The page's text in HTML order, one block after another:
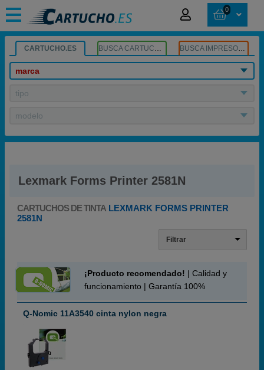
0
CARTUCHO.ES BUSCA CARTUCHOS BUSCA IMPRESORA
marca
tipo
modelo
Lexmark Forms Printer 2581N
CARTUCHOS DE TINTA LEXMARK FORMS PRINTER
2581N
Filtrar
¡Producto recomendado! | Calidad y
funcionamiento | Garantía 100%
Q-Nomic 11A3540 cinta nylon negra